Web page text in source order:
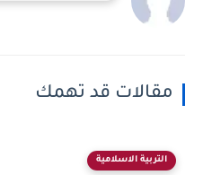
مقالات قد تهمك
التربية الاسلامية